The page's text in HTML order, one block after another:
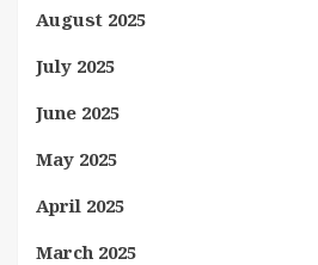
August 2025
July 2025
June 2025
May 2025
April 2025
March 2025